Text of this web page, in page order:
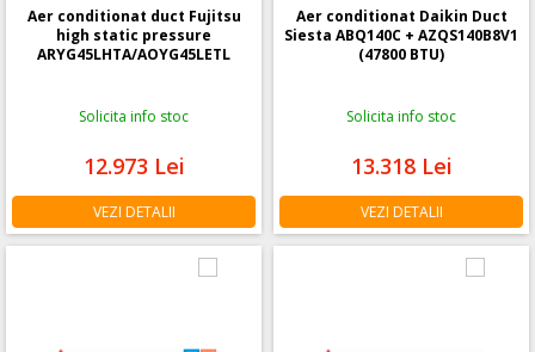
Aer conditionat duct Fujitsu
high static pressure
ARYG45LHTA/AOYG45LETL
Solicita info stoc
12.973 Lei
VEZI DETALII
Aer conditionat Daikin Duct
Siesta ABQ140C + AZQS140B8V1
(47800 BTU)
Solicita info stoc
13.318 Lei
VEZI DETALII